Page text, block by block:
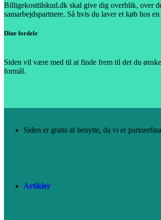
Billigekosttilskud.dk skal give dig overblik, over
samarbejdspartnere. Så hvis du laver et køb hos
Dine fordele
Siden vil være med til at finde frem til det du
formål.
Siden er gratis at benytte, da vi er
Artikler